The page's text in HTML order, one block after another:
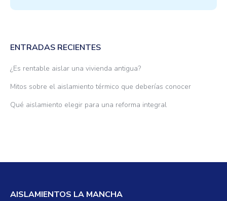
ENTRADAS RECIENTES
¿Es rentable aislar una vivienda antigua?
Mitos sobre el aislamiento térmico que deberías conocer
Qué aislamiento elegir para una reforma integral
AISLAMIENTOS LA MANCHA